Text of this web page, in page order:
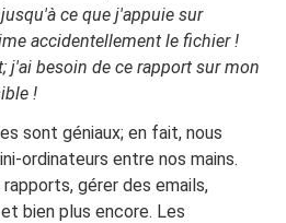
ce que j'appuie sur
accidentellement le fichier !
j'ai besoin de ce rapport sur mon
!
sont géniaux; en fait, nous
ordinateurs entre nos mains.
gérer des emails,
bien plus encore. Les